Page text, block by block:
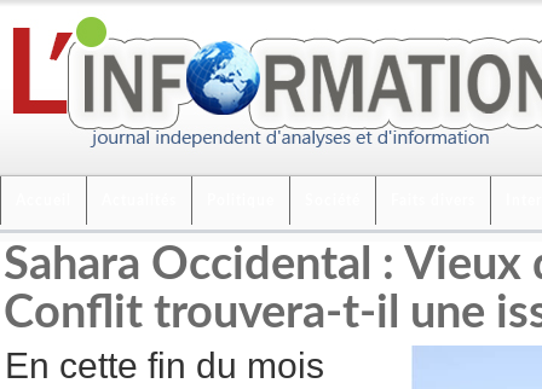
Sahara Occidental : Vieux
Conflit trouvera-t-il une
En cette fin du mois